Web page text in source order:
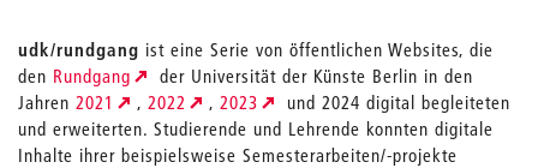
udk/rundgang ist eine Serie von öffentlichen Websites, die
den Rundgang
der Universität der Künste Berlin in den
Jahren 2021 , 2022 , 2023
und 2024 digital begleiteten
und erweiterten. Studierende und Lehrende konnten digitale
Inhalte ihrer beispielsweise Semesterarbeiten/-projekte